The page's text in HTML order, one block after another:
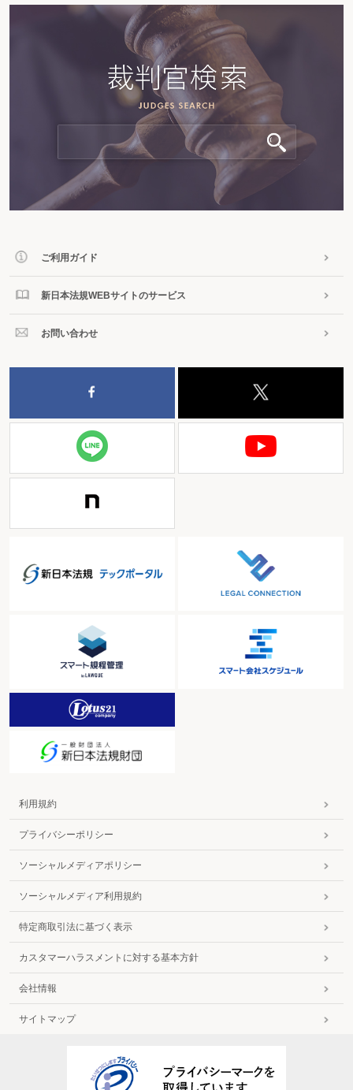
ご利用ガイド
新日本法規WEBサイトのサービス
お問い合わせ
利用規約
プライバシーポリシー
ソーシャルメディアポリシー
ソーシャルメディア利用規約
特定商取引法に基づく表示
カスタマーハラスメントに対する基本方針
会社情報
サイトマップ